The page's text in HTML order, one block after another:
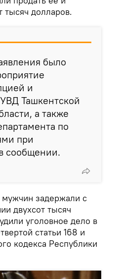
тысяч долларов.
было
и
Ташкентской
а также
по
при
сообщении.
мужчин задержали с
двухсот тысяч
уголовное дело в
статьи 168 и
кодекса Республики